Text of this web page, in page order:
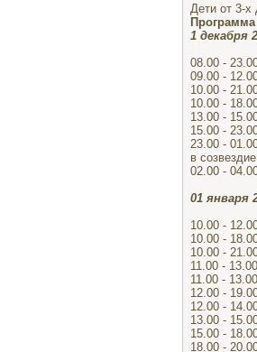
Дети от 3-х
Программа
1 декабря
08.00 -
09.00 -
10.00 -
10.00 -
13.00 -
15.00 -
23.00 -
в
02.00 -
01 января
10.00 -
10.00 -
10.00 -
11.00 -
11.00 -
12.00 -
12.00 -
13.00 -
15.00 -
18.00 -